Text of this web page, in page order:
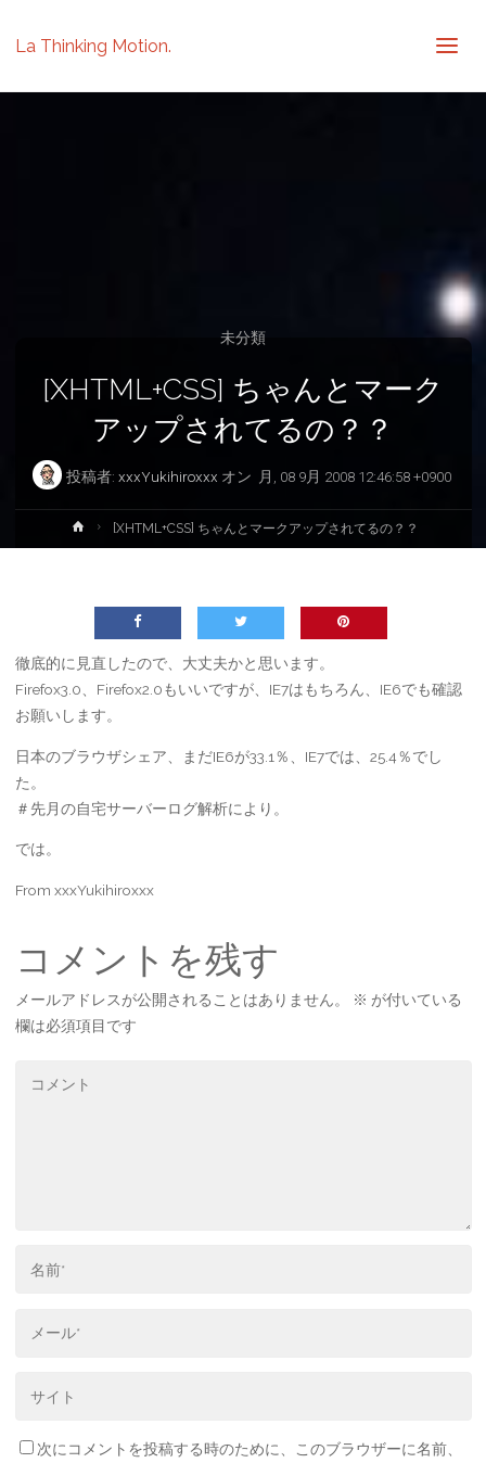
La Thinking Motion.
[XHTML+CSS] ちゃんとマーク
アップされてるの？？
投稿者: xxxYukihiroxxx オン 月, 08 9月 2008 12:46:58 +0900
未分類
ホ
ー
[XHTML+CSS] ちゃんとマークアップされてるの？？
徹底的に見直したので、大丈夫かと思います。
Firefox3.0、Firefox2.0もいいですが、IE7はもちろん、IE6でも確認
お願いします。
日本のブラウザシェア、まだIE6が33.1％、IE7では、25.4％でし
た。
＃先月の自宅サーバーログ解析により。
では。
From xxxYukihiroxxx
コメントを残す
メールアドレスが公開されることはありません。 ※ が付いている
欄は必須項目です
次にコメントを投稿する時のために、このブラウザーに名前、